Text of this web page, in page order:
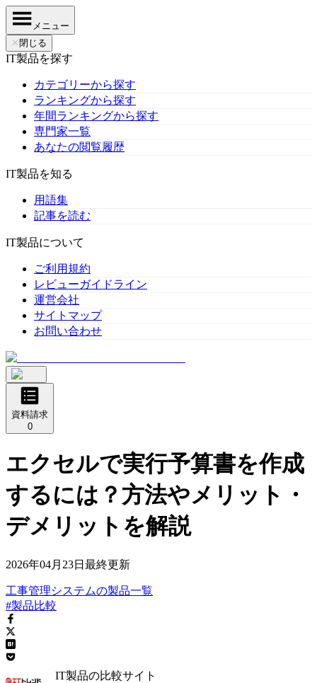
メニュー
✕ 閉じる
IT製品を探す
カテゴリーから探す
ランキングから探す
年間ランキングから探す
専門家一覧
あなたの閲覧履歴
IT製品を知る
用語集
記事を読む
IT製品について
ご利用規約
レビューガイドライン
運営会社
サイトマップ
お問い合わせ
資料請求
0
エクセルで実行予算書を作成
するには？方法やメリット・
デメリットを解説
2026年04月23日 最終更新
工事管理システムの製品一覧
#製品比較
IT製品の比較サイト